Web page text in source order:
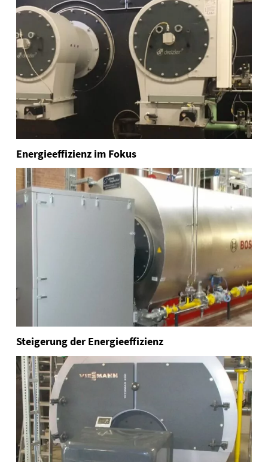
Energieeffizienz im Fokus
Steigerung der Energieeffizienz